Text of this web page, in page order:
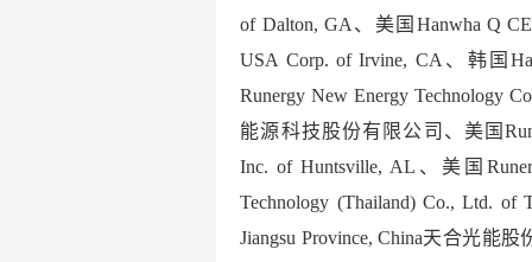
of Dalton, GA、美国Hanwha Q
USA Corp. of Irvine, CA、韩国
Runergy New Energy Technology
能源科技股份有限公司、美国
Inc. of Huntsville, AL、美国
Technology (Thailand) Co., Ltd.
Jiangsu Province, China天合光能